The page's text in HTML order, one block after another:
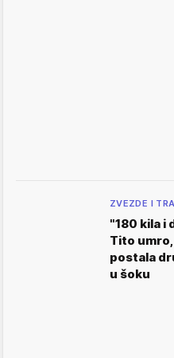
ZVEZDE I
"180 kila i
Tito umro,
postala
u šoku